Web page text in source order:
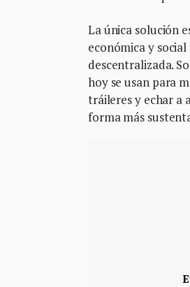
La única solución
económica y
descentralizada.
hoy se usan para
tráileres y echar a
forma más